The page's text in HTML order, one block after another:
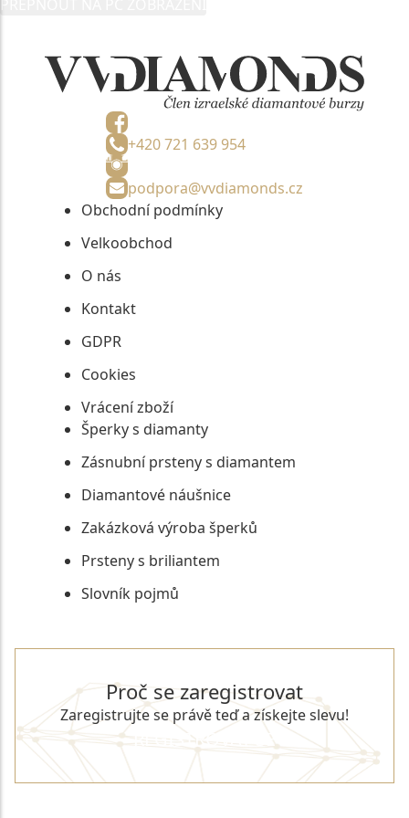
+420 721 639 954
podpora@vvdiamonds.cz
Obchodní podmínky
Velkoobchod
O nás
Kontakt
GDPR
Cookies
Vrácení zboží
Šperky s diamanty
Zásnubní prsteny s diamantem
Diamantové náušnice
Zakázková výroba šperků
Prsteny s briliantem
Slovník pojmů
Proč se zaregistrovat
Zaregistrujte se právě teď a získejte slevu!
REGISTROVAT SE